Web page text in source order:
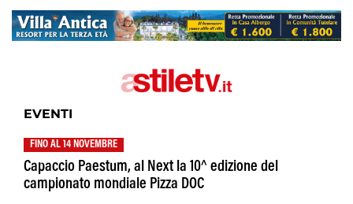
EVENTI
FINO AL 14 NOVEMBRE
Capaccio Paestum, al Next la 10^ edizione del
campionato mondiale Pizza DOC